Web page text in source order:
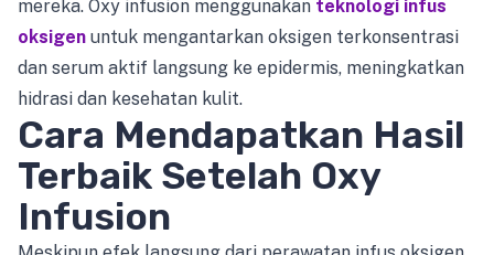
mereka. Oxy infusion menggunakan teknologi infus
oksigen untuk mengantarkan oksigen terkonsentrasi
dan serum aktif langsung ke epidermis, meningkatkan
hidrasi dan kesehatan kulit.
Cara Mendapatkan Hasil
Terbaik Setelah Oxy
Infusion